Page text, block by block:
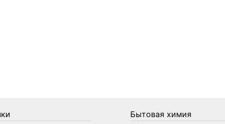
Бытовая химия